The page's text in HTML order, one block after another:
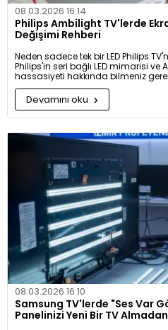
08.03.2026 16:14
Philips Ambilight TV'lerde
Değişimi Rehberi
Neden sadece tek bir LED Philips
Philips'in seri bağlı LED mimarisi
hassasiyeti hakkında bilmeniz
panel tamiri ve orijinal uyumlu LED
devam edin.
Devamını oku
08.03.2026 16:10
Samsung TV'lerde "Ses Var
Panelinizi Yeni Bir TV